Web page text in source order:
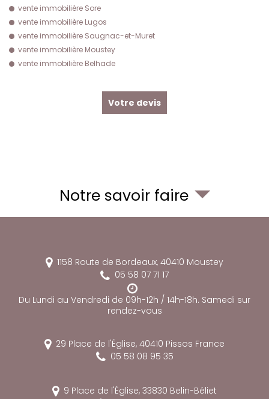
vente immobilière Sore
vente immobilière Lugos
vente immobilière Saugnac-et-Muret
vente immobilière Moustey
vente immobilière Belhade
Votre devis
Notre savoir faire
1158 Route de Bordeaux, 40410 Moustey
05 58 07 71 17
Du Lundi au Vendredi de 09h-12h / 14h-18h. Samedi sur
rendez-vous
29 Place de l'Église, 40410 Pissos France
05 58 08 95 35
9 Place de l'Église, 33830 Belin-Béliet